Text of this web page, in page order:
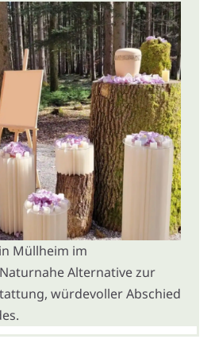
Müllheim im
Alternative zur
würdevoller Abschied